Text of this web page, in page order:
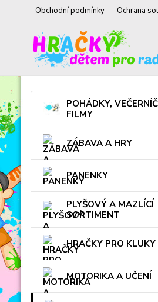
Obchodní podmínky Ochrana
POHÁDKY,
FILMY
ZÁBAVA A HRY
PANENKY
PLYŠOVÝ A MAZLÍCÍ
SORTIMENT
HRAČKY PRO KLUKY
MOTORIKA A UČENÍ